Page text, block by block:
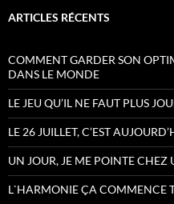
ARTICLES RÉCENTS
COMMENT GARDER SON
DANS LE MONDE
LE JEU QU’IL NE FAUT PLUS
LE 26 JUILLET, C’EST
UN JOUR, JE ME POINTE CHEZ
L`HARMONIE ÇA COMMENCE